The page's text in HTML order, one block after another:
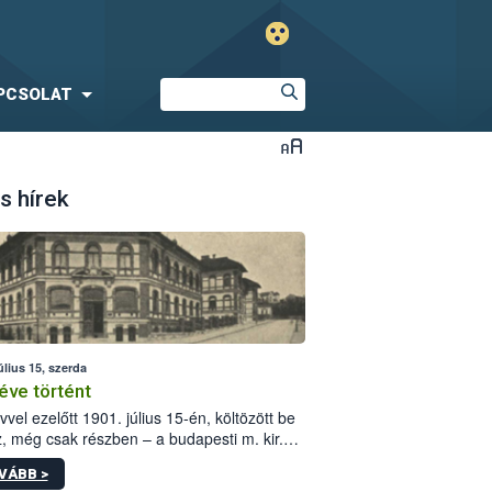
hírek
15, szerda
történt
ezelőtt 1901. július 15-én, költözött be
még csak részben – a budapesti m. kir.
állomás a Kis Rókus utca
alatti, Czigler Győző által tervezett új
>